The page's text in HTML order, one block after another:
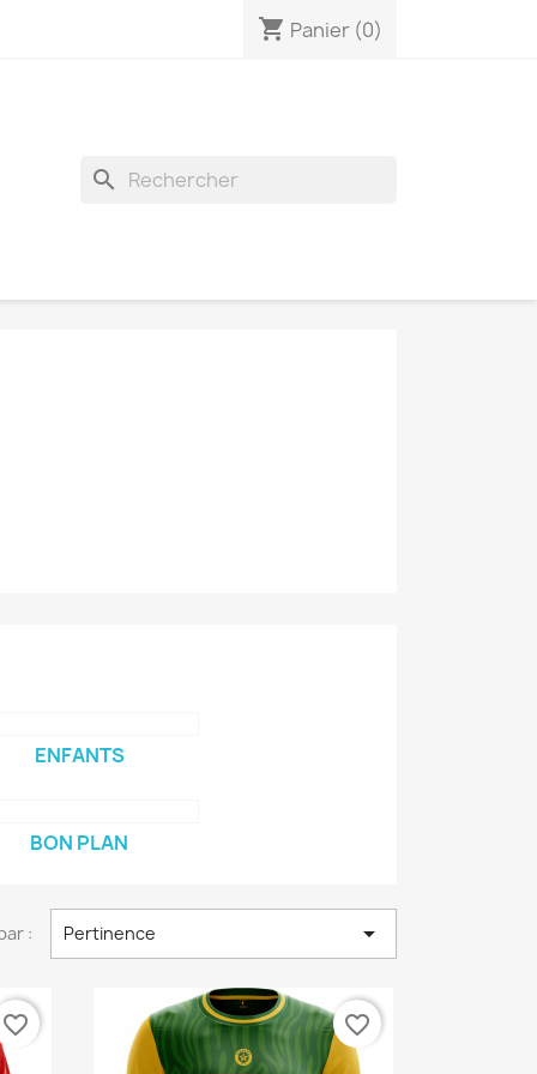
shopping_cart Panier (0)
search
ENFANTS
BON PLAN
: Pertinence 
favorite_border favorite_border